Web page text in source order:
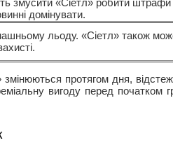
домінувати.
льоду. «Сіетл» також
протягом дня,
вигоду перед початком